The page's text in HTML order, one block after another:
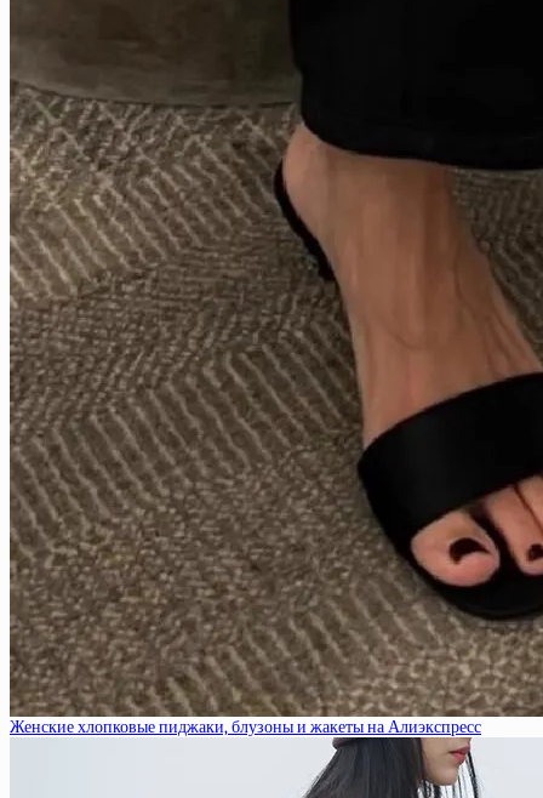
Женские хлопковые пиджаки, блузоны и жакеты на Алиэкспресс